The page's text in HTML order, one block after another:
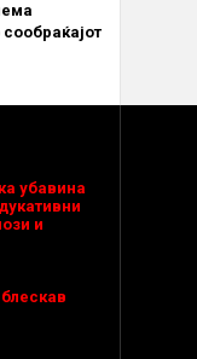
убавина
и